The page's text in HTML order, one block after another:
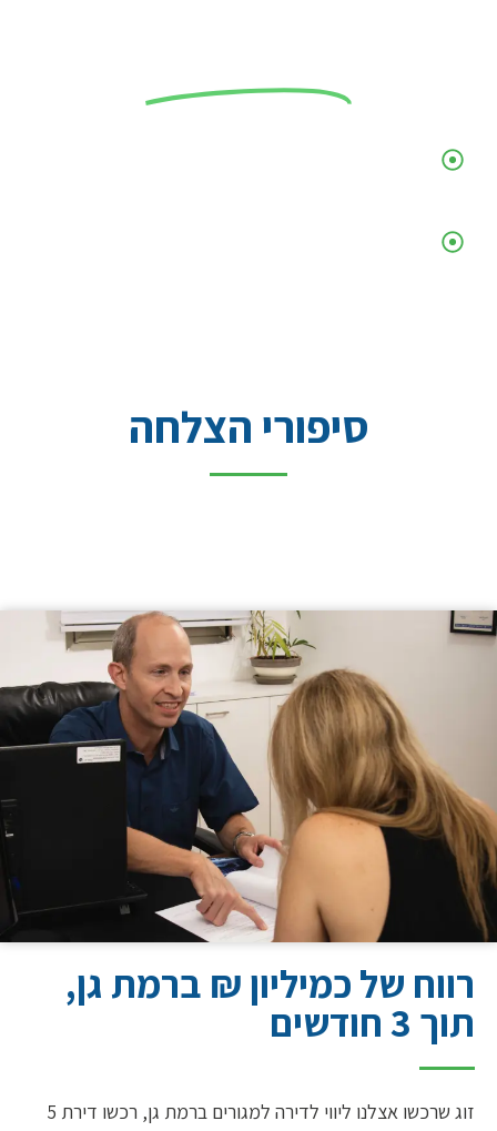
סיפורי הצלחה
רווח של כמיליון ₪ ברמת גן,
תוך 3 חודשים
זוג שרכשו אצלנו ליווי לדירה למגורים ברמת גן, רכשו דירת 5